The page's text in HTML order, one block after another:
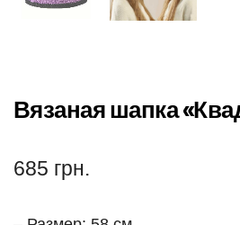
Вязаная шапка
685 грн.